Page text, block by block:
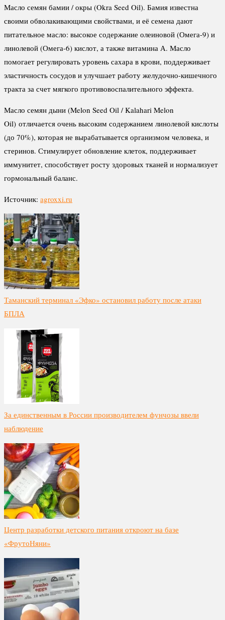
Масло семян бамии / окры (Okra Seed Oil). Бамия известна
своими обволакивающими свойствами, и её семена дают
питательное масло: высокое содержание олеиновой (Омега-9) и
линолевой (Омега-6) кислот, а также витамина А. Масло
помогает регулировать уровень сахара в крови, поддерживает
эластичность сосудов и улучшает работу желудочно-кишечного
тракта за счет мягкого противовоспалительного эффекта.
Масло семян дыни (Melon Seed Oil / Kalahari Melon
Oil) отличается очень высоким содержанием линолевой кислоты
(до 70%), которая не вырабатывается организмом человека, и
стеринов. Стимулирует обновление клеток, поддерживает
иммунитет, способствует росту здоровых тканей и нормализует
гормональный баланс.
Источник: agroxxi.ru
Таманский терминал «Эфко» остановил работу после атаки
БПЛА
За единственным в России производителем фунчозы ввели
наблюдение
Центр разработки детского питания откроют на базе
«ФрутоНяни»